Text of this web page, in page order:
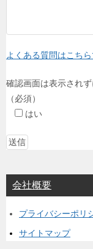
よくある質問はこちら
確認画面は表示され
（必須）
はい
会社概要
プライバシーポリ
サイトマップ